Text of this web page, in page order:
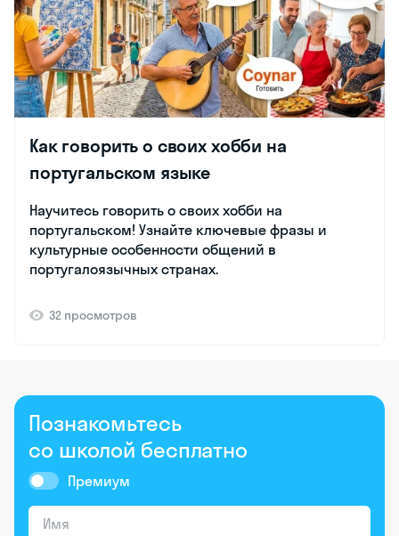
Как говорить о своих хобби на
португальском языке
Научитесь говорить о своих хобби на
португальском! Узнайте ключевые фразы и
культурные особенности общений в
португалоязычных странах.
32 просмотров
Познакомьтесь
со школой бесплатно
Премиум